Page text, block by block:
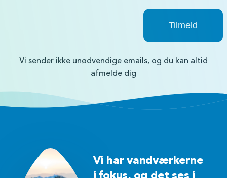
Vi sender ikke unødvendige emails, og du kan altid
afmelde dig
Vi har vandværkerne